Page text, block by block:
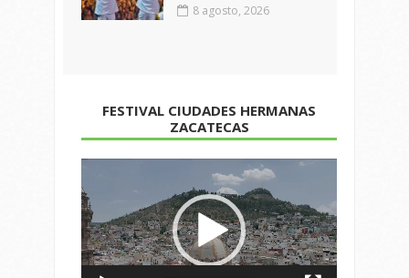
8 agosto, 2026
FESTIVAL CIUDADES HERMANAS
ZACATECAS
de
vídeo